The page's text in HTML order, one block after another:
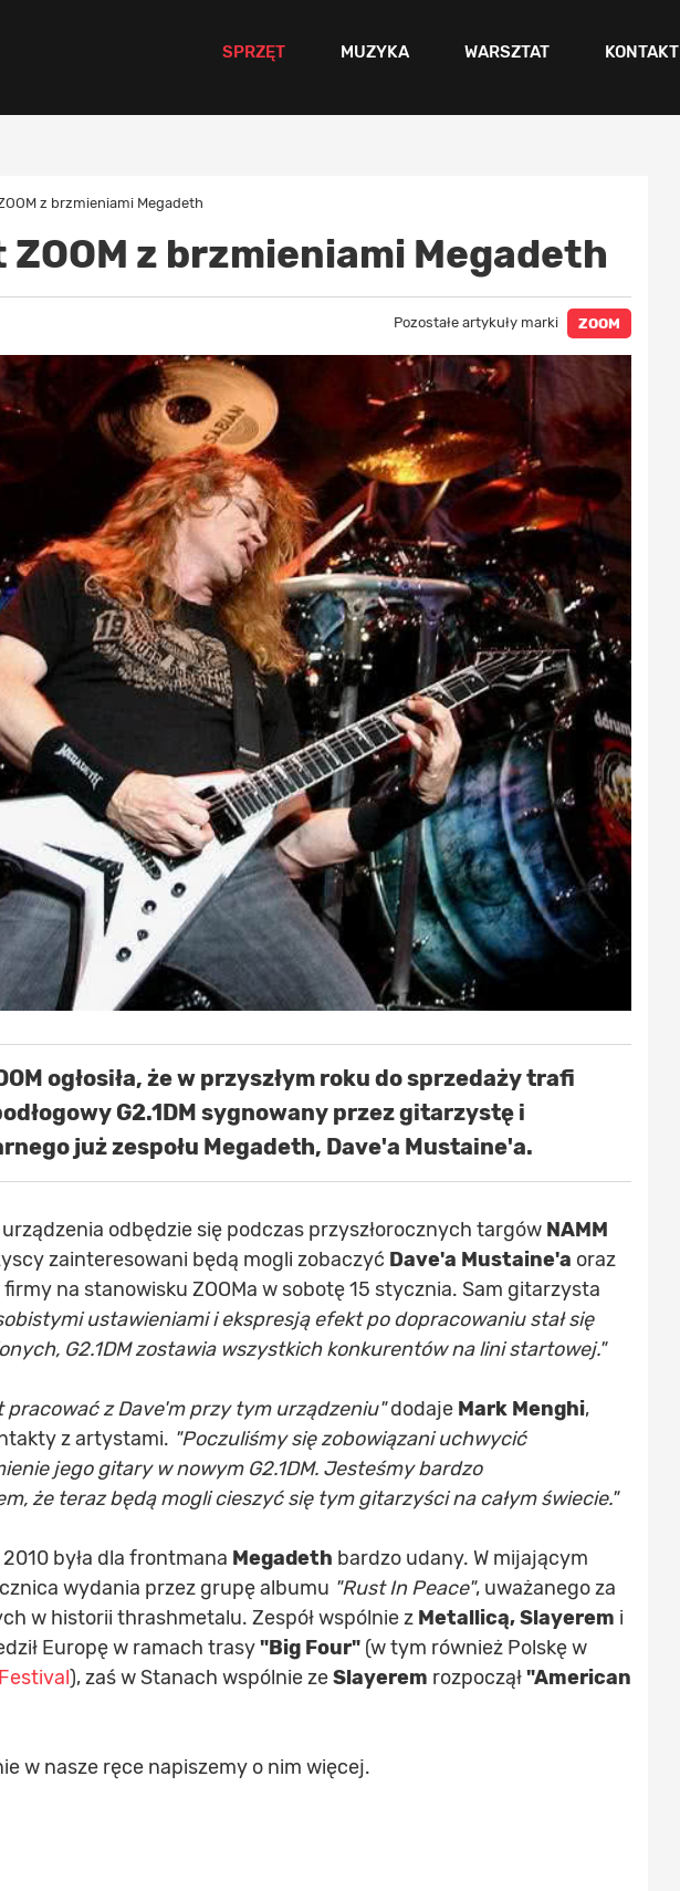
SPRZĘT MUZYKA WARSZTAT KONTAKT
z brzmieniami Megadeth
z brzmieniami Megadeth
Pozostałe artykuły marki ZOOM
ogłosiła, że w przyszłym roku do sprzedaży trafi
G2.1DM sygnowany przez gitarzystę i
już zespołu Megadeth, Dave'a Mustaine'a.
odbędzie się podczas przyszłorocznych targów NAMM
zainteresowani będą mogli zobaczyć Dave'a Mustaine'a oraz
na stanowisku ZOOMa w sobotę 15 stycznia. Sam gitarzysta
ustawieniami i ekspresją efekt po dopracowaniu stał się
G2.1DM zostawia wszystkich konkurentów na lini startowej."
pracować z Dave'm przy tym urządzeniu"dodaje Mark Menghi,
z artystami. "Poczuliśmy się zobowiązani uchwycić
jego gitary w nowym G2.1DM. Jesteśmy bardzo
że teraz będą mogli cieszyć się tym gitarzyści na całym świecie."
była dla frontmana Megadeth bardzo udany. W mijającym
wydania przez grupę albumu "Rust In Peace", uważanego za
w historii thrashmetalu. Zespół wspólnie z Metallicą, Slayerem i
Europę w ramach trasy"Big Four" (w tym również Polskę w
), zaś w Stanach wspólnie zeSlayerem rozpoczął"American
w nasze ręce napiszemy o nim więcej.